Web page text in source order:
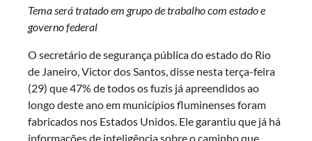
Tema será tratado em grupo de trabalho com estado e
governo federal
O secretário de segurança pública do estado do Rio
de Janeiro, Victor dos Santos, disse nesta terça-feira
(29) que 47% de todos os fuzis já apreendidos ao
longo deste ano em municípios fluminenses foram
fabricados nos Estados Unidos. Ele garantiu que já há
informações de inteligência sobre o caminho que